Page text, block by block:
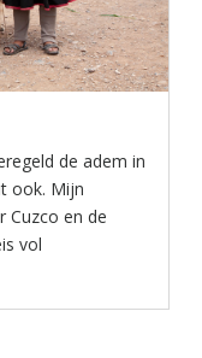
de adem in
ook. Mijn
Cuzco en de
vol